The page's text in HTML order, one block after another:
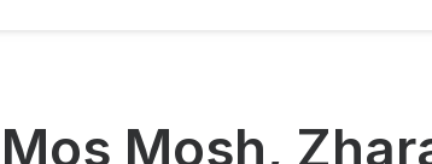
Mos Mosh,